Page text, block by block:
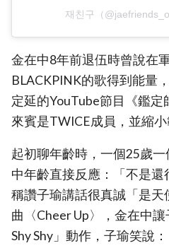
재친구（
金在中8年前退伍時曾說在
BLACKPINK的歌得到能量
定延的YouTube節目《鑑
來賓是TWICE成員，並縮小
起初聊年齡時，一個25歲
中年齡直接反應：「不是
稱讚子瑜講話很真誠「是天
曲〈Cheer Up〉，金在中
Shy Shy」動作，子瑜笑說